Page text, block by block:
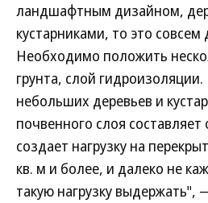
ландшафтным дизайном,
кустарниками, то это совсем
Необходимо положить
грунта, слой
небольших деревьев и
почвенного слоя
создает нагрузку на
кв. м и более, и далеко не
такую нагрузку